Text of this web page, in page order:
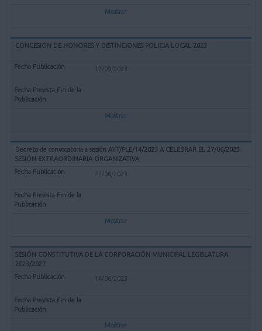
Mostrar
CONCESION DE HONORES Y DISTINCIONES POLICIA LOCAL 2023
12/09/2023
Mostrar
Decreto de convocatoria a sesión AYT/PLE/14/2023 A CELEBRAR EL 27/06/2023.
SESIÓN EXTRAORDINARIA ORGANIZATIVA
22/06/2023
Mostrar
SESIÓN CONSTITUTIVA DE LA CORPORACIÓN MUNICIPAL LEGISLATURA
2023/2027
14/06/2023
Mostrar